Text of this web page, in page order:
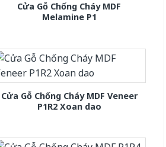
Cửa Gỗ Chống Cháy MDF
Melamine P1
Cửa Gỗ Chống Cháy MDF Veneer
P1R2 Xoan dao